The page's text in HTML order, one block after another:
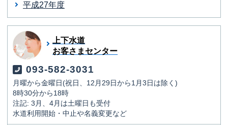
平成27年度
上下水道
お客さまセンター
093-582-3031
月曜から金曜日(祝日、12月29日から1月3日は除く)
8時30分から18時
注記: 3月、4月は土曜日も受付
水道利用開始・中止や名義変更など